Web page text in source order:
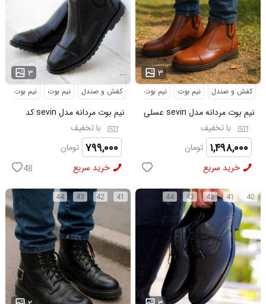
۳ ...
کفش و صندل نیم بوت نیم بوت
نیم بوت مردانه مدل sevin کد
6427 با تخفیف
۷۹۹,۰۰۰ تومان
خرید سریع
48
۳
کفش و صندل نیم بوت نیم بوت مردانه
نیم بوت مردانه مدل sevin عسلی
کد 6426
با تخفیف
۱,۴۹۸,۰۰۰ تومان
خرید سریع
41
42
43
44 40
41
42
43
44